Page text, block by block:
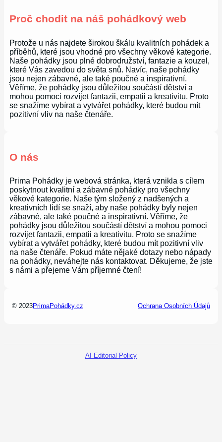
Proč chodit na náš pohádkový web
Protože u nás najdete širokou škálu kvalitních pohádek a
příběhů, které jsou vhodné pro všechny věkové kategorie.
Naše pohádky jsou plné dobrodružství, fantazie a kouzel,
které Vás zavedou do světa snů. Navíc, naše pohádky
jsou nejen zábavné, ale také poučné a inspirativní.
Věříme, že pohádky jsou důležitou součástí dětství a
mohou pomoci rozvíjet fantazii, empatii a kreativitu. Proto
se snažíme vybírat a vytvářet pohádky, které budou mít
pozitivní vliv na naše čtenáře.
O nás
Prima Pohádky je webová stránka, která vznikla s cílem
poskytnout kvalitní a zábavné pohádky pro všechny
věkové kategorie. Naše tým složený z nadšených a
kreativních lidí se snaží, aby naše pohádky byly nejen
zábavné, ale také poučné a inspirativní. Věříme, že
pohádky jsou důležitou součástí dětství a mohou pomoci
rozvíjet fantazii, empatii a kreativitu. Proto se snažíme
vybírat a vytvářet pohádky, které budou mít pozitivní vliv
na naše čtenáře. Pokud máte nějaké dotazy nebo nápady
na pohádky, neváhejte nás kontaktovat. Děkujeme, že jste
s námi a přejeme Vám příjemné čtení!
© 2023PrimaPohádky.cz Ochrana Osobních Údajů
AI Editorial Policy